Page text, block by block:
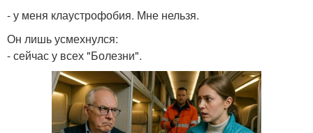
- у меня клаустрофобия. Мне нельзя.
Он лишь усмехнулся:
- сейчас у всех "Болезни".